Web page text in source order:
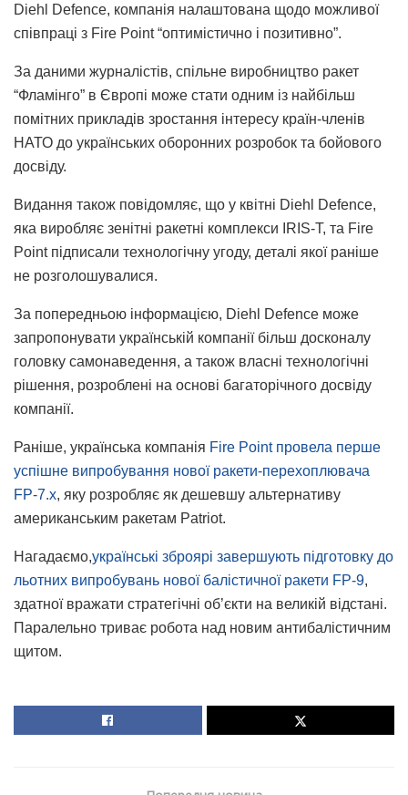
Diehl Defence, компанія налаштована щодо можливої
співпраці з Fire Point “оптимістично і позитивно”.
За даними журналістів, спільне виробництво ракет
“Фламінго” в Європі може стати одним із найбільш
помітних прикладів зростання інтересу країн-членів
НАТО до українських оборонних розробок та бойового
досвіду.
Видання також повідомляє, що у квітні Diehl Defence,
яка виробляє зенітні ракетні комплекси IRIS-T, та Fire
Point підписали технологічну угоду, деталі якої раніше
не розголошувалися.
За попередньою інформацією, Diehl Defence може
запропонувати українській компанії більш досконалу
головку самонаведення, а також власні технологічні
рішення, розроблені на основі багаторічного досвіду
компанії.
Раніше, українська компанія Fire Point провела перше
успішне випробування нової ракети-перехоплювача
FP-7.x, яку розробляє як дешевшу альтернативу
американським ракетам Patriot.
Нагадаємо,українські зброярі завершують підготовку до
льотних випробувань нової балістичної ракети FP-9,
здатної вражати стратегічні об’єкти на великій відстані.
Паралельно триває робота над новим антибалістичним
щитом.